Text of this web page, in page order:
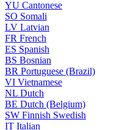
YU Cantonese
SO Somali
LV Latvian
FR French
ES Spanish
BS Bosnian
BR Portuguese (Brazil)
VI Vietnamese
NL Dutch
BE Dutch (Belgium)
SW Finnish Swedish
IT Italian